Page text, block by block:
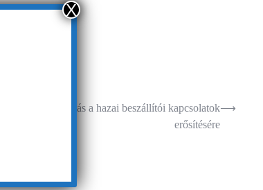
digitális megoldás a hazai beszállítói kapcsolatok
erősítésére
⟶
X